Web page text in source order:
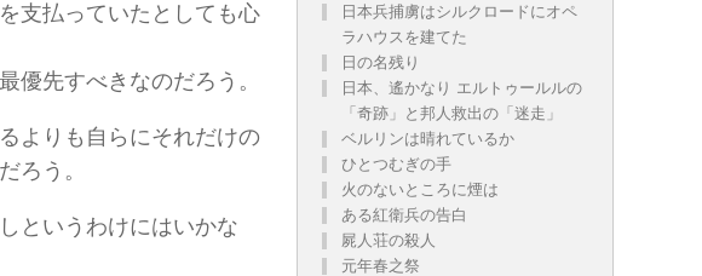
支払っていたとしても心
優先すべきなのだろう。
よりも自らにそれだけの
ろう。
というわけにはいかな
日本兵捕虜はシルクロードにオペ
ラハウスを建てた
日の名残り
日本、遙かなり エルトゥールルの
「奇跡」と邦人救出の「迷走」
ベルリンは晴れているか
ひとつむぎの手
火のないところに煙は
ある紅衛兵の告白
屍人荘の殺人
元年春之祭